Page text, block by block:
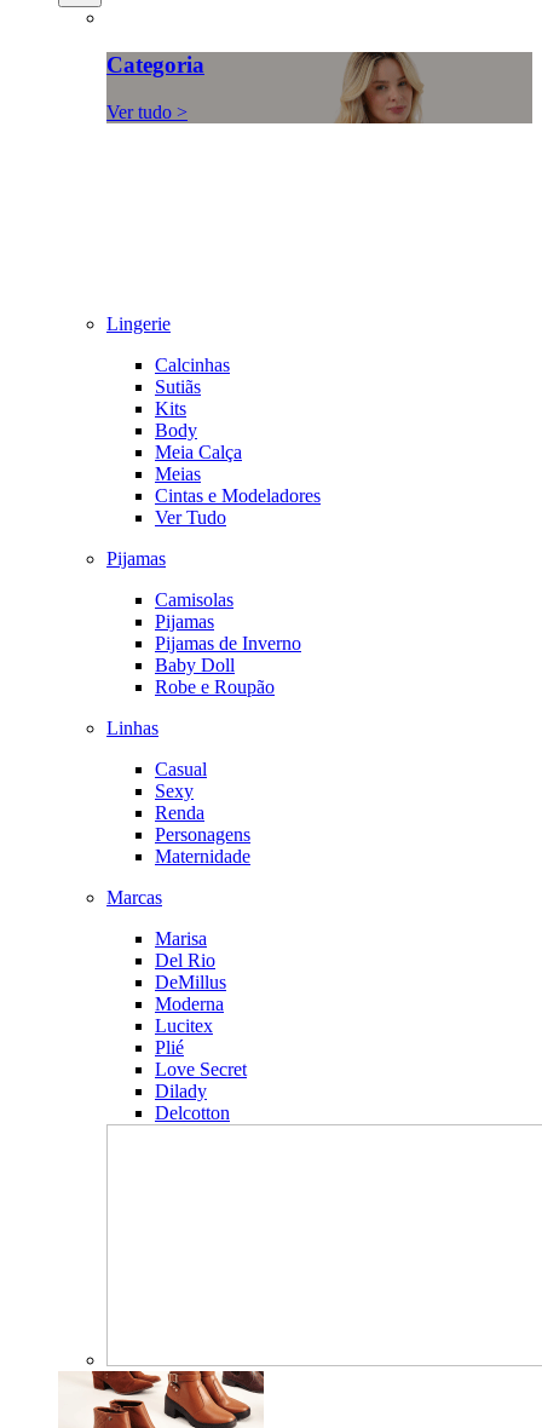
Categoria
Ver tudo >
Lingerie
Calcinhas
Sutiãs
Kits
Body
Meia Calça
Meias
Cintas e Modeladores
Ver Tudo
Pijamas
Camisolas
Pijamas
Pijamas de Inverno
Baby Doll
Robe e Roupão
Linhas
Casual
Sexy
Renda
Personagens
Maternidade
Marcas
Marisa
Del Rio
DeMillus
Moderna
Lucitex
Plié
Love Secret
Dilady
Delcotton